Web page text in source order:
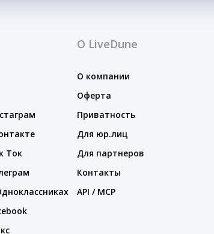
Ток
О LiveDune
О компании
Оферта
Приватность
Для юр.лиц
Для партнеров
Контакты
API / MCP